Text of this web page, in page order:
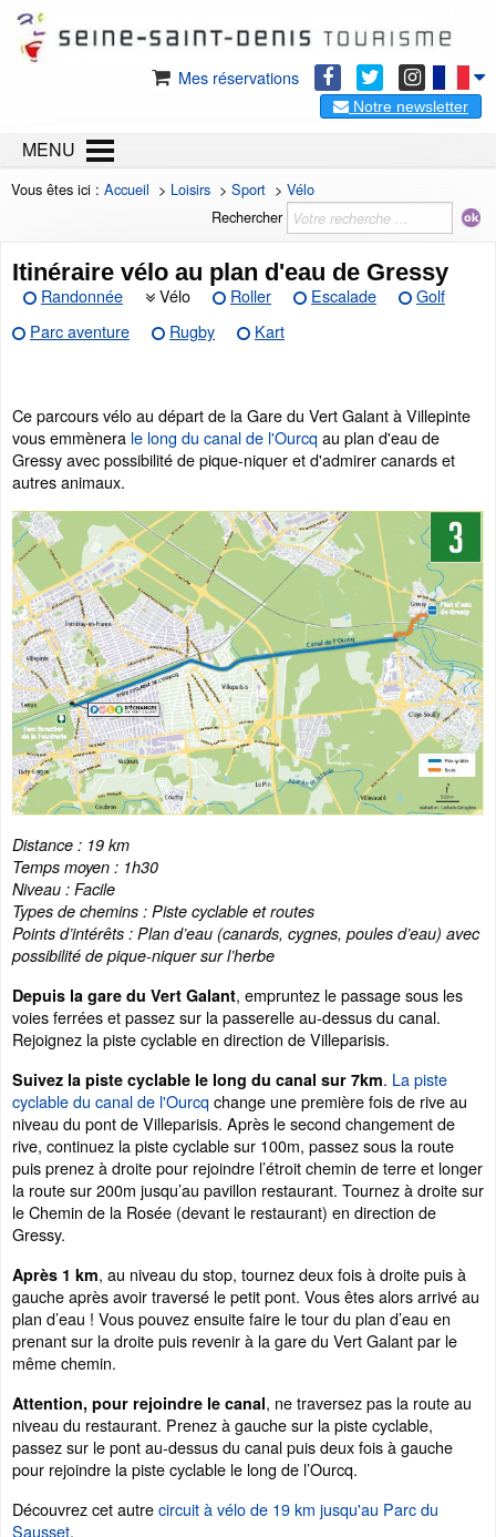
Mes réservations
Notre newsletter
MENU
Vous êtes ici : Accueil > Loisirs > Sport > Vélo
Rechercher
Itinéraire vélo au plan d'eau de Gressy
Randonnée Vélo Roller Escalade
Golf
Parc aventure
Rugby Kart
Ce parcours vélo au départ de la Gare du Vert Galant à Villepinte
vous emmènera le long du canal de l'Ourcqau plan d'eau de
Gressy avec possibilité de pique-niquer et d'admirer canards et
autres animaux.
Distance : 19 km
Temps moyen : 1h30
Niveau : Facile
Types de chemins : Piste cyclable et routes
Points d’intérêts : Plan d’eau (canards, cygnes, poules d’eau) avec
possibilité de pique-niquer sur l’herbe
Depuis la gare du Vert Galant, empruntez le passage sous les
voies ferrées et passez sur la passerelle au-dessus du canal.
Rejoignez la piste cyclable en direction de Villeparisis.
Suivez la piste cyclable le long du canal sur 7km. La piste
cyclable du canal de l'Ourcqchange une première fois de rive au
niveau du pont de Villeparisis. Après le second changement de
rive, continuez la piste cyclable sur 100m, passez sous la route
puis prenez à droite pour rejoindre l’étroit chemin de terre et longer
la route sur 200m jusqu’au pavillon restaurant. Tournez à droite sur
le Chemin de la Rosée (devant le restaurant) en direction de
Gressy.
Après 1 km, au niveau du stop, tournez deux fois à droite puis à
gauche après avoir traversé le petit pont. Vous êtes alors arrivé au
plan d’eau ! Vous pouvez ensuite faire le tour du plan d’eau en
prenant sur la droite puis revenir à la gare du Vert Galant par le
même chemin.
Attention, pour rejoindre le canal, ne traversez pas la route au
niveau du restaurant. Prenez à gauche sur la piste cyclable,
passez sur le pont au-dessus du canal puis deux fois à gauche
pour rejoindre la piste cyclable le long de l’Ourcq.
Découvrez cet autrecircuit à vélo de 19 km jusqu'au Parc du
Sausset.